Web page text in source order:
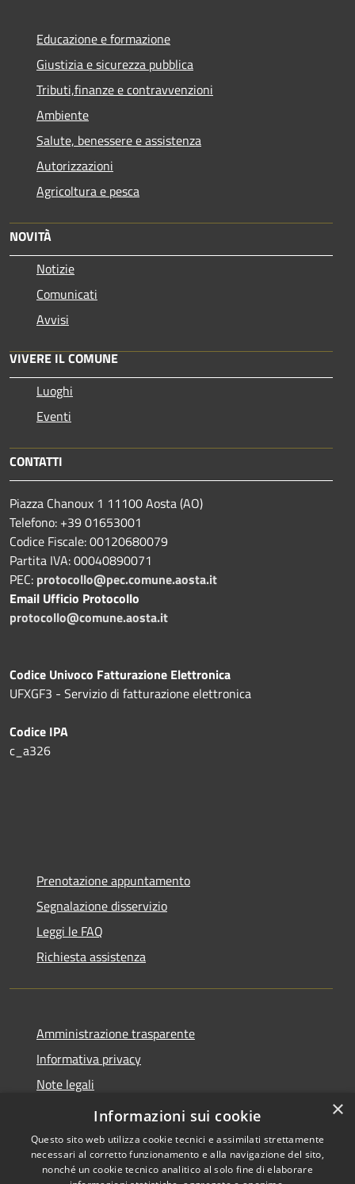
Educazione e formazione
Giustizia e sicurezza pubblica
Tributi,finanze e contravvenzioni
Ambiente
Salute, benessere e assistenza
Autorizzazioni
Agricoltura e pesca
NOVITÀ
Notizie
Comunicati
Avvisi
VIVERE IL COMUNE
Luoghi
Eventi
CONTATTI
Piazza Chanoux 1 11100 Aosta (AO)
Telefono: +39 01653001
Codice Fiscale: 00120680079
Partita IVA: 00040890071
PEC: protocollo@pec.comune.aosta.it
Email Ufficio Protocollo
protocollo@comune.aosta.it
Codice Univoco Fatturazione Elettronica
UFXGF3 - Servizio di fatturazione elettronica
Codice IPA
c_a326
Prenotazione appuntamento
Segnalazione disservizio
Leggi le FAQ
Richiesta assistenza
Amministrazione trasparente
Informativa privacy
Note legali
Dichiarazione di accessibilità
×
Informazioni sui cookie
Questo sito web utilizza cookie tecnici e assimilati strettamente
necessari al corretto funzionamento e alla navigazione del sito,
nonché un cookie tecnico analitico al solo fine di elaborare